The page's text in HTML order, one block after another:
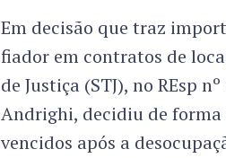
Em decisão que traz
fiador em contratos de
de Justiça (STJ), no REsp
Andrighi, decidiu de forma
vencidos após a